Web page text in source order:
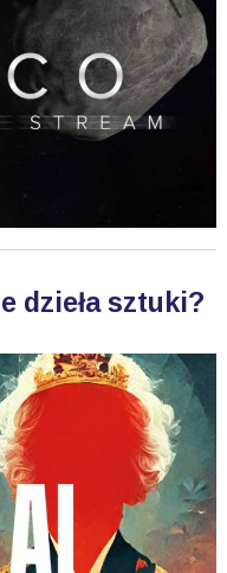
dzieła sztuki?